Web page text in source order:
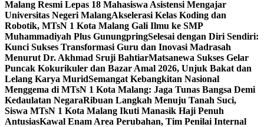
Malang Resmi Lepas 18 Mahasiswa Asistensi Mengajar
Universitas Negeri MalangAkselerasi Kelas Koding dan
Robotik, MTsN 1 Kota Malang Gali Ilmu ke SMP
Muhammadiyah Plus GunungpringSelesai dengan Diri Sendiri:
Kunci Sukses Transformasi Guru dan Inovasi Madrasah
Menurut Dr. Akhmad Sruji BahtiarMatsanewa Sukses Gelar
Puncak Kokurikuler dan Bazar Amal 2026, Unjuk Bakat dan
Lelang Karya MuridSemangat Kebangkitan Nasional
Menggema di MTsN 1 Kota Malang: Jaga Tunas Bangsa Demi
Kedaulatan NegaraRibuan Langkah Menuju Tanah Suci,
Siswa MTsN 1 Kota Malang Ikuti Manasik Haji Penuh
AntusiasKawal Enam Area Perubahan, Tim Penilai Internal